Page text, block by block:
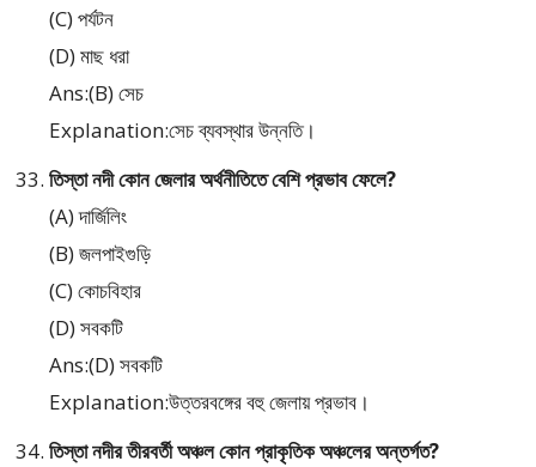
(C) পর্যটন
(D) মাছ ধরা
Ans:(B) সেচ
Explanation:সেচ ব্যবস্থার উন্নতি।
তিস্তা নদী কোন জেলার অর্থনীতিতে বেশি প্রভাব ফেলে?
(A) দার্জিলিং
(B) জলপাইগুড়ি
(C) কোচবিহার
(D) সবকটি
Ans:(D) সবকটি
Explanation:উত্তরবঙ্গের বহু জেলায় প্রভাব।
তিস্তা নদীর তীরবর্তী অঞ্চল কোন প্রাকৃতিক অঞ্চলের অন্তর্গত?